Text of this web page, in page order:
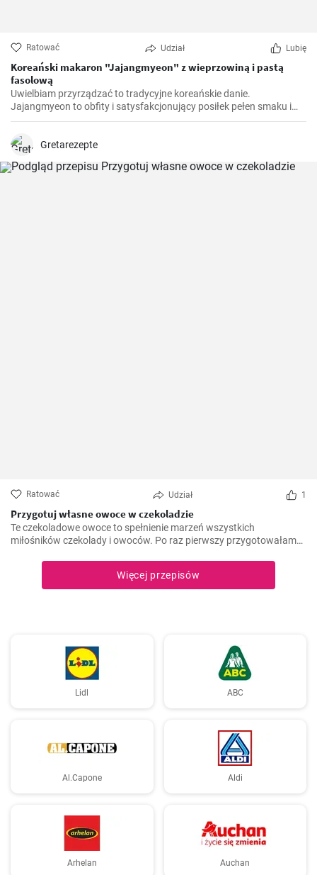
Ratować Udział Lubię
Koreański makaron "Jajangmyeon" z wieprzowiną i pastą
fasolową
Uwielbiam przyrządzać to tradycyjne koreańskie danie.
Jajangmyeon to obfity i satysfakcjonujący posiłek pełen smaku i
komfortu. Nauczyłam się tego przepisu podczas mojego pobytu w
składniki można przekształcić w danie pełne głębi i charakteru.
Gretarezepte
Ratować Udział 1
Przygotuj własne owoce w czekoladzie
Te czekoladowe owoce to spełnienie marzeń wszystkich
miłośników czekolady i owoców. Po raz pierwszy przygotowałam
czekoladowego deseru. Od tego czasu są one zdecydowanym
faworytem na moich przyjęciach i absolutnym hitem wśród moich
Więcej przepisów
Lidl ABC
Al.Capone Aldi
Arhelan Auchan